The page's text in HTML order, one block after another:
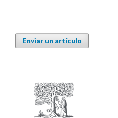
Enviar un artículo